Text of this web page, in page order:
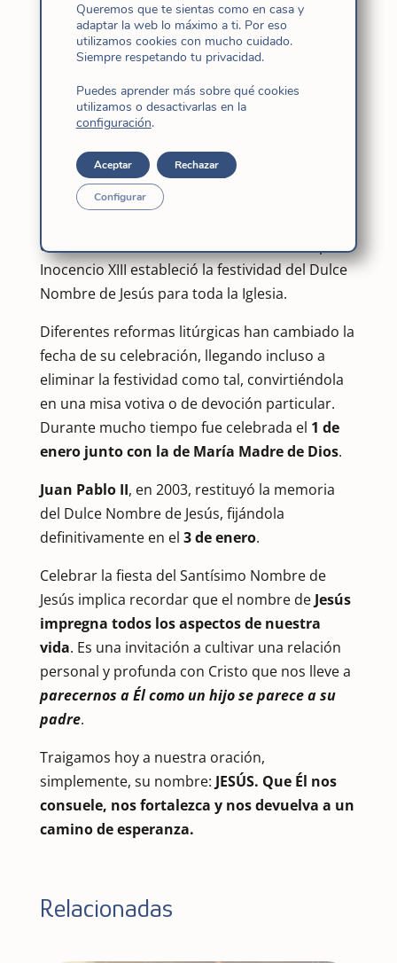
Aunque el Concilio de Trento (1545-1568
fijó esta festividad, sí podemos decir que
proporcionó el marco doctrinal y espiritual en
el que la devoción al Dulce Nombre de Jesús
pudo florecer y convertirse en una práctica
arraigada en la Iglesia Católica.
A lo largo delsiglo XVIIla devoción se extendió
y se popularizó gracias a la predicación de San
dominicos. Pero fue en
Inocencio XIII estableció la festividad del Dulce
Nombre de Jesús para toda la Iglesia.
Diferentes reformas litúrgicas han cambiado la
fecha de su celebración, llegando incluso a
eliminar la festividad como tal, convirtiéndola
en una misa votiva o de devoción particular.
Durante mucho tiempo fue celebrada el 1 de
enero junto con la de María Madre de Dios.
Juan Pablo II, en 2003, restituyó la memoria
del Dulce Nombre de Jesús, fijándola
definitivamente en el 3 de enero.
Celebrar la fiesta del Santísimo Nombre de
Jesús implica recordar que el nombre de Jesús
impregna todos los aspectos de nuestra
vida. Es una invitación a cultivar una relación
personal y profunda con Cristo que nos lleve a
parecernos a Él como un hijo se parece a su
padre.
Traigamos hoy a nuestra oración,
simplemente, su nombre: JESÚS. Que Él nos
consuele, nos fortalezca y nos devuelva a un
camino de esperanza.
Relacionadas
Queremos que te sientas como en casa y
adaptar la web lo máximo a ti. Por eso
utilizamos cookies con mucho cuidado.
Siempre respetando tu privacidad.
Puedes aprender más sobre qué cookies
utilizamos o desactivarlas en la
configuración.
Aceptar Rechazar
Configurar